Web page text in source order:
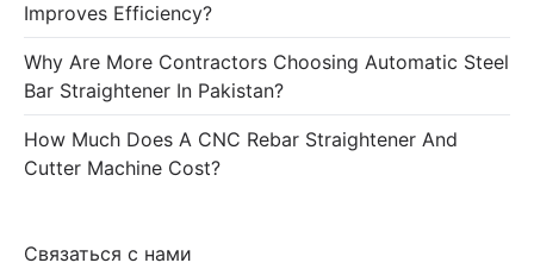
Improves Efficiency?
Why Are More Contractors Choosing Automatic Steel
Bar Straightener In Pakistan?
How Much Does A CNC Rebar Straightener And
Cutter Machine Cost?
Связаться с нами